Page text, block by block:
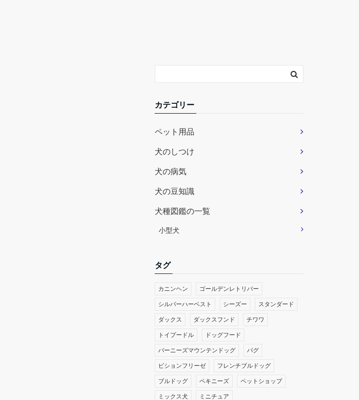
カテゴリー
ペット用品
犬のしつけ
犬の病気
犬の豆知識
犬種図鑑の一覧
小型犬
タグ
カニンヘン ゴールデンレトリバー
シルバーハーベスト シーズー スタンダード
ダックス ダックスフンド チワワ
トイプードル ドッグフード
バーニーズマウンテンドッグ パグ
ビションフリーゼ フレンチブルドッグ
ブルドッグ ペキニーズ ペットショップ
ミックス犬 ミニチュア